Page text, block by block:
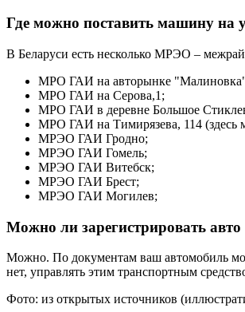
Где можно поставить машину на
В Беларуси есть несколько МРЭО –
МРО ГАИ на авторынке
МРО ГАИ на Серова,1;
МРО ГАИ в деревне Большое
МРО ГАИ на Тимирязева, 114 (здесь
МРЭО ГАИ Гродно;
МРЭО ГАИ Гомель;
МРЭО ГАИ Витебск;
МРЭО ГАИ Брест;
МРЭО ГАИ Могилев;
Можно ли зарегистрировать авто
Можно. По документам ваш автомобиль
нет, управлять этим транспортным
Фото: из открытых источников